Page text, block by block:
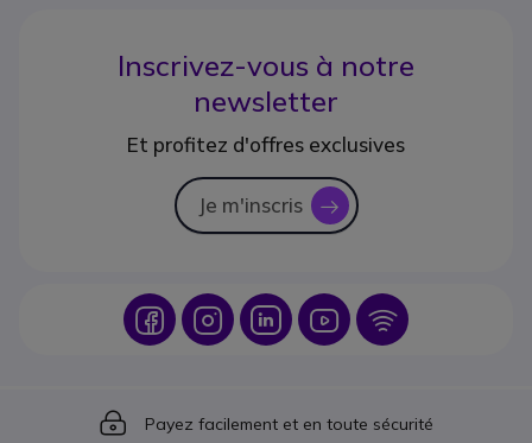
Inscrivez-vous à notre
newsletter
Et profitez d'offres exclusives
Je m'inscris icon
Icon IconIcon Icon Icon
Icon
Payez facilement et en toute sécurité